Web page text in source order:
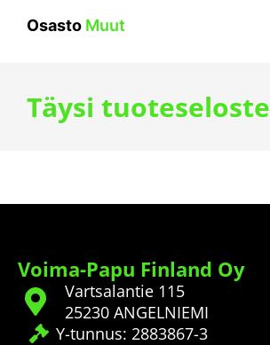
Osasto Muut
Täysi tuoteseloste
Voima-Papu Finland Oy
Vartsalantie 115
25230 ANGELNIEMI
Y-tunnus: 2883867-3